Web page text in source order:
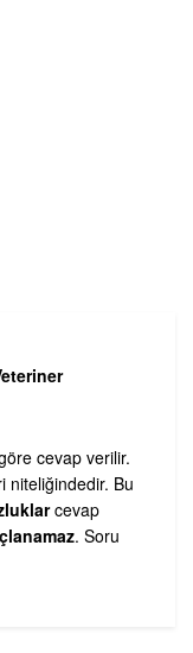
cevap verilir.
niteliğindedir. Bu
cevap
. Soru